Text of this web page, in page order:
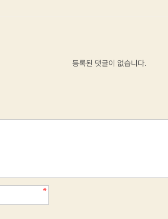
등록된 댓글이 없습니다.